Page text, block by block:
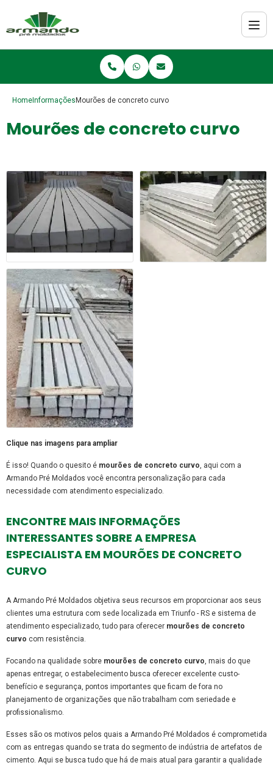
Home Informações Mourões de concreto curvo
Mourões de concreto curvo
Clique nas imagens para ampliar
É isso! Quando o quesito é mourões de concreto curvo, aqui com a
Armando Pré Moldados você encontra personalização para cada
necessidade com atendimento especializado.
ENCONTRE MAIS INFORMAÇÕES
INTERESSANTES SOBRE A EMPRESA
ESPECIALISTA EM MOURÕES DE CONCRETO
CURVO
A Armando Pré Moldados objetiva seus recursos em proporcionar aos seus
clientes uma estrutura com sede localizada em Triunfo - RS e sistema de
atendimento especializado, tudo para oferecer mourões de concreto
curvo com resistência.
Focando na qualidade sobre mourões de concreto curvo, mais do que
apenas entregar, o estabelecimento busca oferecer excelente custo-
benefício e segurança, pontos importantes que ficam de fora no
planejamento de organizações que não trabalham com seriedade e
profissionalismo.
Esses são os motivos pelos quais a Armando Pré Moldados é comprometida
com as entregas quando se trata do segmento de indústria de artefatos de
cimento. Aqui se busca tudo que há de mais atual para garantir a qualidade